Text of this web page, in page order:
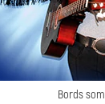
Bords